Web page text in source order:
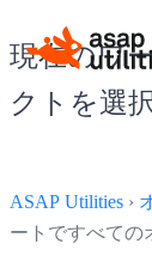
現在のワ
クトを選
ASAP Utilities ›
ートですべての